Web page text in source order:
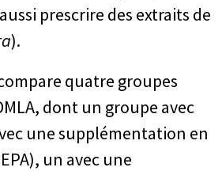
prescrire des extraits de
).
compare quatre groupes
dont un groupe avec
une supplémentation en
un avec une